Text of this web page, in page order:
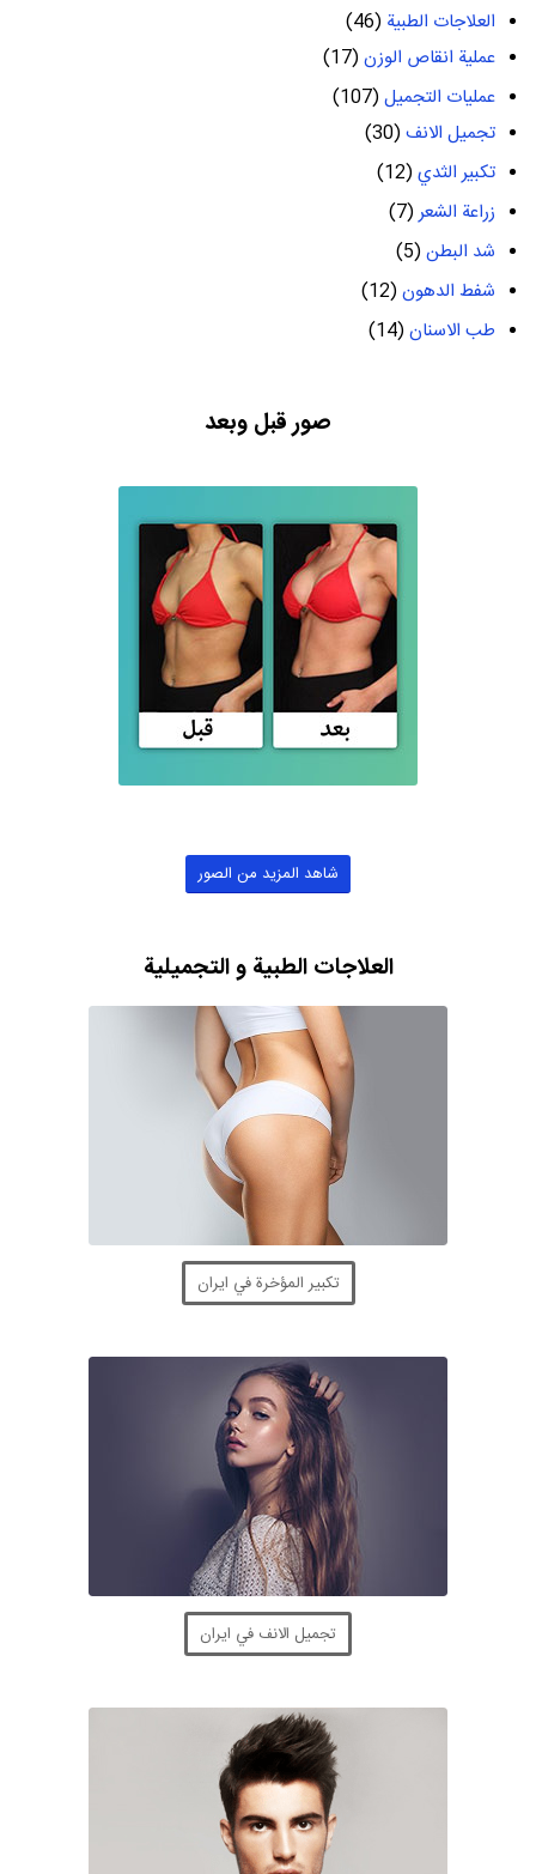
العلاجات الطبية (46)
عملية انقاص الوزن(17)
عمليات التجميل(107)
تجميل الانف(30)
تكبير الثدي(12)
زراعة الشعر(7)
شد البطن(5)
شفط الدهون(12)
طب الاسنان(14)
صور قبل وبعد
شاهد المزيد من الصور
العلاجات الطبية و التجميلية
تكبير المؤخرة في ايران
تجميل الانف في ايران